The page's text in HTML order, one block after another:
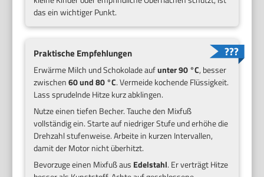
das ein wichtiger Punkt.
Praktische Empfehlungen
Erwärme Milch und Schokolade aufunter 90 °C, besser
zwischen60 und 80 °C. Vermeide kochende Flüssigkeit.
Lass sprudelnde Hitze kurz abklingen.
Nutze einen tiefen Becher. Tauche den Mixfuß
vollständig ein. Starte auf niedriger Stufe und erhöhe die
Drehzahl stufenweise. Arbeite in kurzen Intervallen,
damit der Motor nicht überhitzt.
Bevorzuge einen Mixfuß aus Edelstahl. Er verträgt Hitze